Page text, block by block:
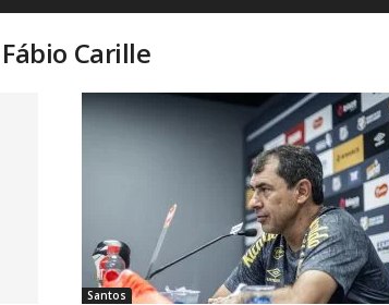
Carille
Santos